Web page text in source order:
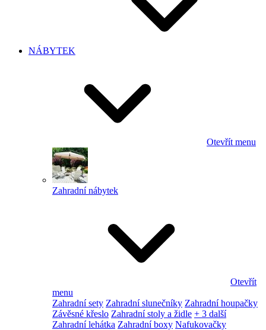
NÁBYTEK
Otevřít menu
Zahradní nábytek
Otevřít
menu
Zahradní sety Zahradní slunečníky Zahradní houpačky
Závěsné křeslo Zahradní stoly a židle + 3 další
Zahradní lehátka Zahradní boxy Nafukovačky